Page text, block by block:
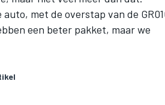
met de overstap van de
een beter pakket, maar we